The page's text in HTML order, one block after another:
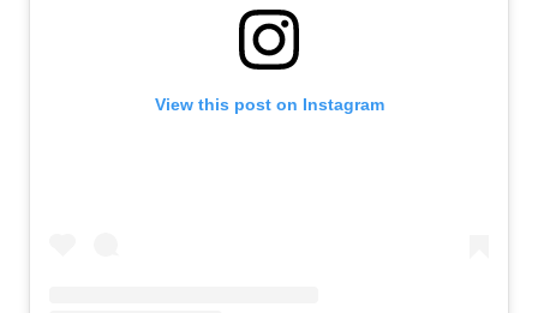
View this post on Instagram